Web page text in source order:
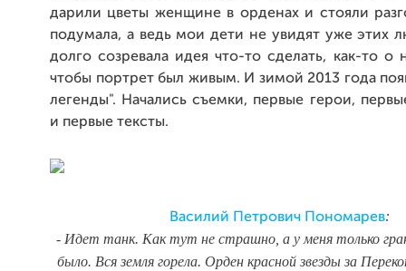
дарили цветы женщине в орденах и стояли
подумала, а ведь мои дети не увидят уже этих
долго созревала идея что-то сделать, как-то о
чтобы портрет был живым. И зимой 2013 года
легенды". Начались съемки, первые герои,
и первые тексты.
Василий Петрович Пономарев:
- Идет танк. Как тут не страшно, а у меня только
было. Вся земля горела. Орден красной звезды за